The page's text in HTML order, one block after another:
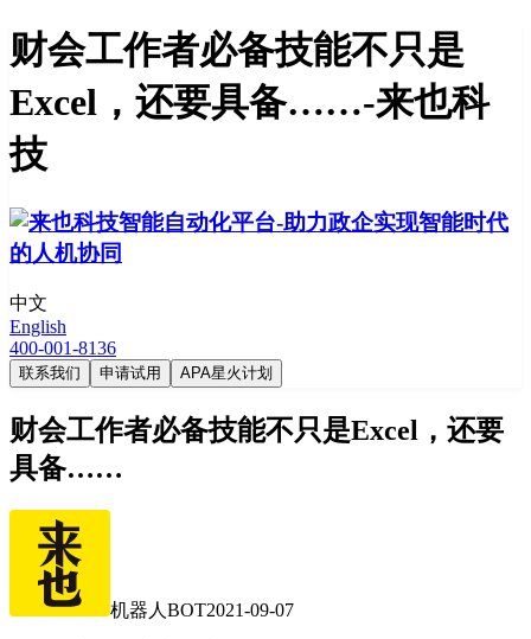
财会工作者必备技能不只是
Excel，还要具备……-来也科
技
中文
English
400-001-8136
联系我们 申请试用 APA星火计划
财会工作者必备技能不只是Excel，还要
具备……
机器人BOT2021-09-07